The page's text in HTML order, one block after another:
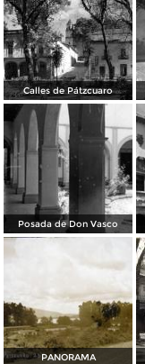
Calles de Pátzcuaro
Posada de Don Vasco
PANORAMA